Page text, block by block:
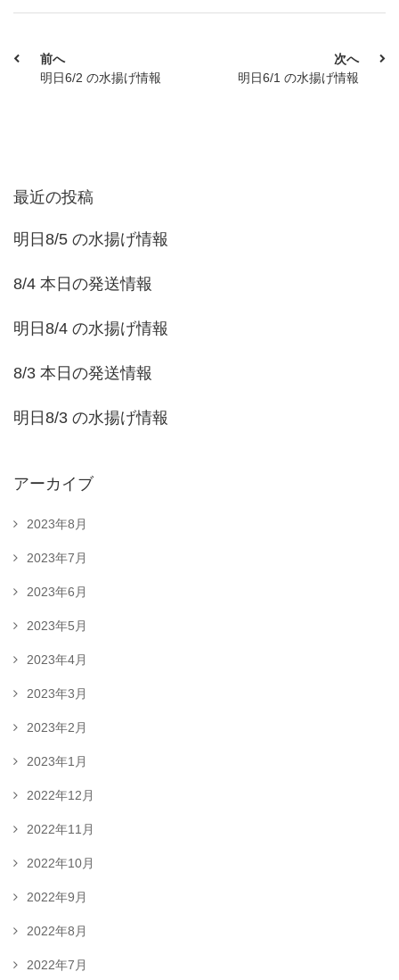
前へ
明日6/2 の水揚げ情報
次へ
明日6/1 の水揚げ情報
最近の投稿
明日8/5 の水揚げ情報
8/4 本日の発送情報
明日8/4 の水揚げ情報
8/3 本日の発送情報
明日8/3 の水揚げ情報
アーカイブ
2023年8月
2023年7月
2023年6月
2023年5月
2023年4月
2023年3月
2023年2月
2023年1月
2022年12月
2022年11月
2022年10月
2022年9月
2022年8月
2022年7月